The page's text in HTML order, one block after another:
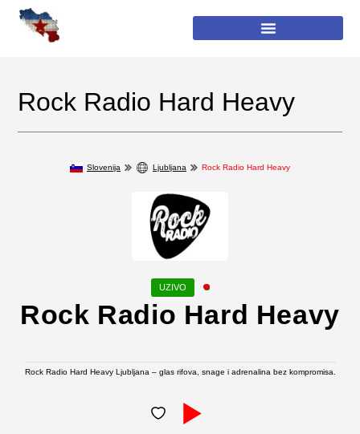
Rock Radio Hard Heavy
Slovenija Ljubljana Rock Radio Hard Heavy
Rock Radio Hard Heavy
Rock Radio Hard Heavy Ljubljana – glas rifova, snage i adrenalina bez kompromisa.